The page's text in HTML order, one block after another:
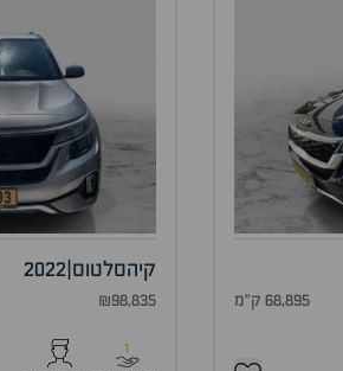
68,895 ק"מ
קיהסלטוס 2022
₪98,835
1